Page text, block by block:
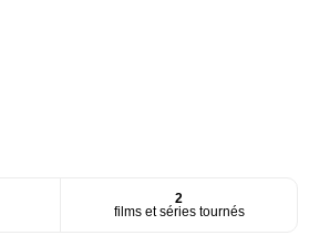
2
films et séries tournés